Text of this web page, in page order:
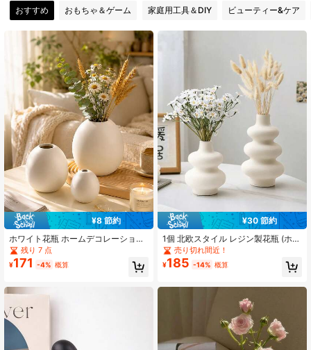
4.18 37 フォロワー
4.18 37 フォロワー
4.18 37 フォロワー
おすすめ おもちゃ＆ゲーム 家庭用工具＆DIY ビューティー&ケア
¥8 節約
ホワイト花瓶 ホームデコレーション
用 モダンフラワーベース 北欧ミニマ
リスト装飾花瓶 リビングルーム コー
ヒーテーブル装飾 パンパスグラスホ
ニュートラルボヘミアンホームアク
セント 新築祝いギフト
残り 7 点
¥171 -4% 概算
¥30 節約
1個 北欧スタイル レジン製花瓶 (ホワ
イト花瓶)、モダンホームデコレーシ
ョン、フラワーポット花瓶、リビン
グルームデコレーション、ギフト (誕
売り切れ間近！
¥185 -14% 概算